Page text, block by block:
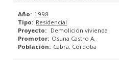
1998
Residencial
Demolición vivienda
Osuna Castro A.
Cabra, Córdoba